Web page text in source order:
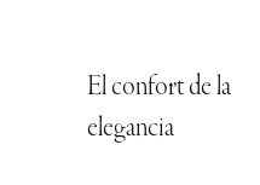
El confort de la
elegancia